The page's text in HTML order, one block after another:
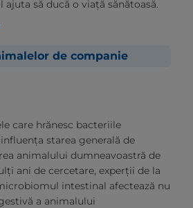
să ducă o viață sănătoasă.
de companie
care hrănesc bacteriile
starea generală de
animalului dumneavoastră de
ani de cercetare, experții de la
intestinal afectează nu
a animalului